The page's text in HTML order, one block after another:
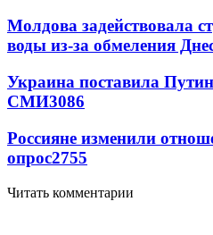
Молдова задействовала
воды из-за обмеления
Украина поставила
СМИ3086
Россияне изменили
опрос2755
Читать комментарии